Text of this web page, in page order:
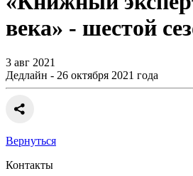
века» - шестой
3 авг 2021
Дедлайн - 26 октября 2021 года
Вернуться
Контакты